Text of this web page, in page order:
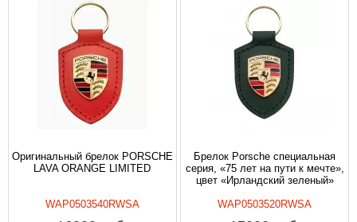
Оригинальный брелок PORSCHE
LAVA ORANGE LIMITED
WAP0503540RWSA
Брелок Porsche специальная
серия, «75 лет на пути к мечте»,
цвет «Ирландский зеленый»
WAP0503520RWSA